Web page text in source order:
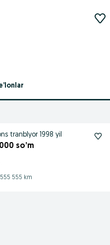
tranblyor 1998 yil
so’m
555 km